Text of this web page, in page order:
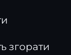
згорати